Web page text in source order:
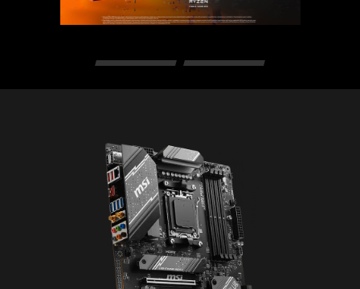
BAR redimensionable (Re-Size BAR) es una
la CPU acceder a toda la memoria de vídeo de